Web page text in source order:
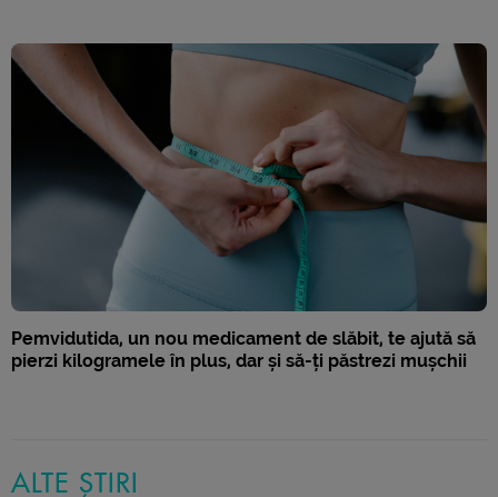
Pemvidutida, un nou medicament de slăbit, te ajută să
pierzi kilogramele în plus, dar și să-ți păstrezi mușchii
ALTE ȘTIRI